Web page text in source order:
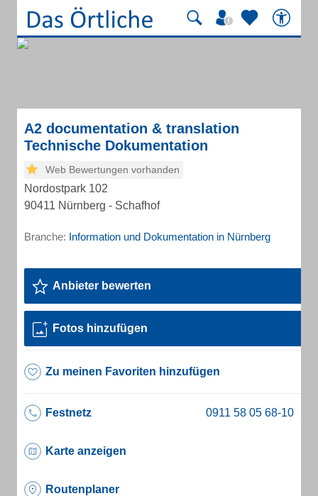
A2 documentation & translation
Technische Dokumentation
Web Bewertungen vorhanden
Nordostpark 102
90411 Nürnberg - Schafhof
Branche: Information und Dokumentation in Nürnberg
Anbieter bewerten
Fotos hinzufügen
Zu meinen Favoriten hinzufügen
Festnetz
Karte anzeigen
Routenplaner